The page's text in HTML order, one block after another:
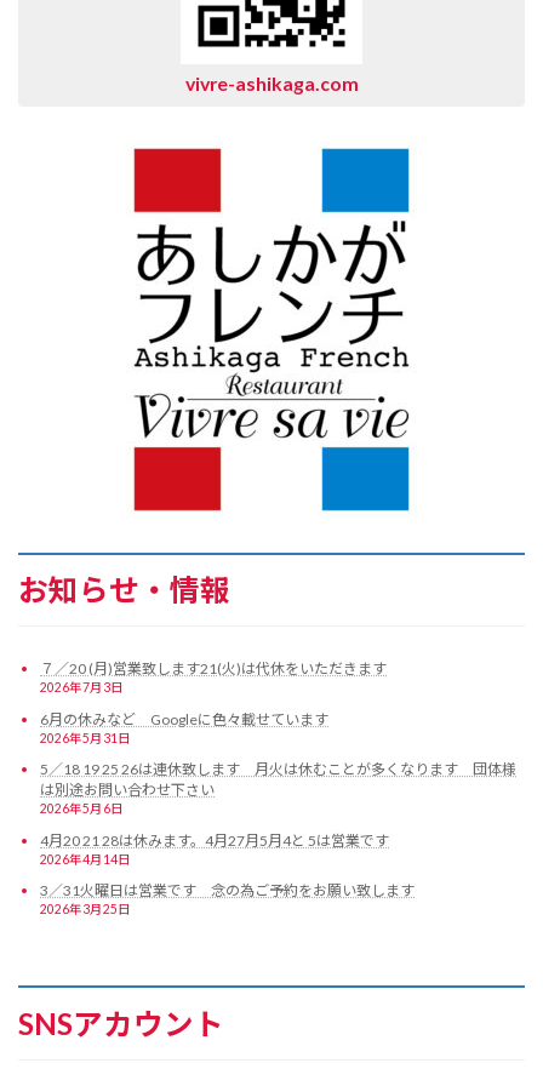
vivre-ashikaga.com
お知らせ・情報
７／20 (月)営業致します21(火)は代休をいただきます
2026年7月3日
6月の休みなど Googleに色々載せています
2026年5月31日
5／18 19 25 26は連休致します 月火は休むことが多くなります 団体様
は別途お問い合わせ下さい
2026年5月6日
4月20 21 28は休みます。4月27月5月4と 5は営業です
2026年4月14日
3／31火曜日は営業です 念の為ご予約をお願い致します
2026年3月25日
SNSアカウント